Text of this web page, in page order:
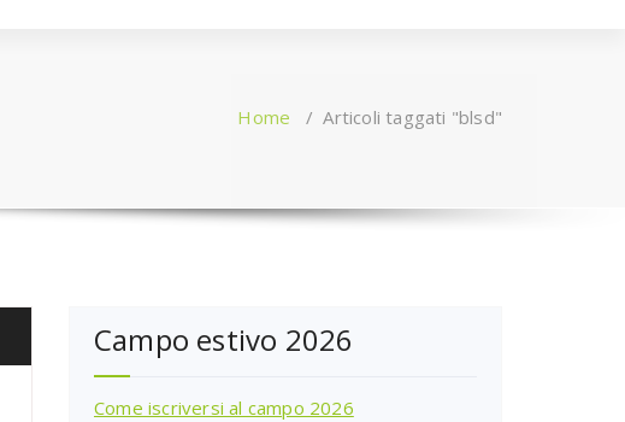
Home /Articoli taggati "blsd"
Campo estivo 2026
Come iscriversi al campo 2026